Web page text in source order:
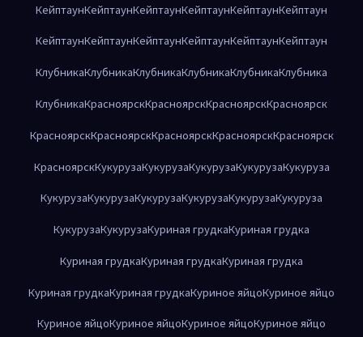
КейптаунКейптаунКейптаунКейптаунКейптаунКейптаун
КейптаунКейптаунКейптаунКейптаунКейптаунКейптаун
КлубникаКлубникаКлубникаКлубникаКлубникаКлубника
КлубникаКрасноярскКрасноярскКрасноярскКрасноярск
КрасноярскКрасноярскКрасноярскКрасноярскКрасноярск
КрасноярскКукурузаКукурузаКукурузаКукурузаКукуруза
КукурузаКукурузаКукурузаКукурузаКукурузаКукуруза
КукурузаКукурузаКуриная грудкаКуриная грудка
Куриная грудкаКуриная грудкаКуриная грудка
Куриная грудкаКуриная грудкаКуриное яйцоКуриное яйцо
Куриное яйцоКуриное яйцоКуриное яйцоКуриное яйцо